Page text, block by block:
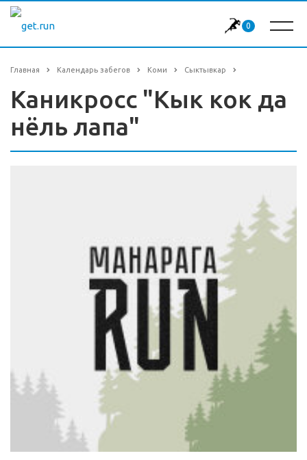
0
Главная Календарь забегов Коми Сыктывкар
Каникросс "Кык кок да
нёль лапа"